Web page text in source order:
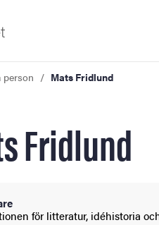
person Mats Fridlund
Fridlund
för litteratur, idéhistoria